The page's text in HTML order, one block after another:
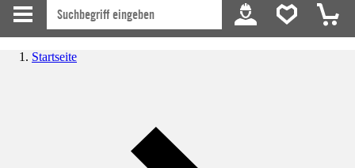
Startseite